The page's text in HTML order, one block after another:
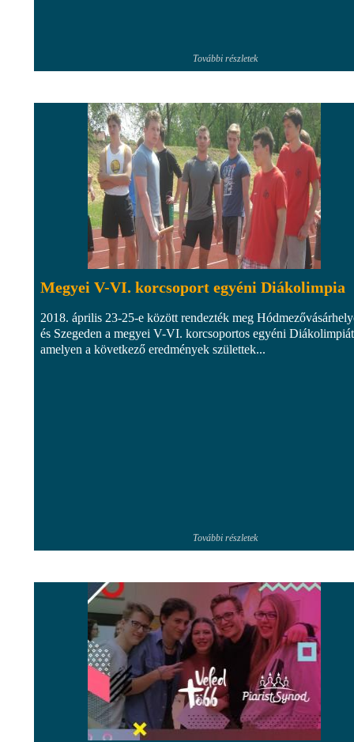
További részletek
Megyei V-VI. korcsoport egyéni Diákolimpia
2018. április 23-25-e között rendezték meg
és Szegeden a megyei V-VI. korcsoportos egyéni
amelyen a következő eredmények születtek...
További részletek